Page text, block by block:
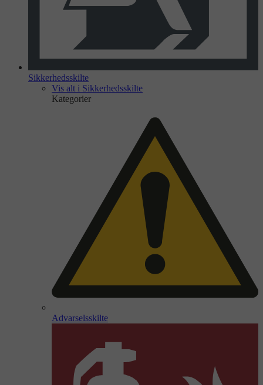
Sikkerhedsskilte
Vis alt i Sikkerhedsskilte
Kategorier
Advarselsskilte